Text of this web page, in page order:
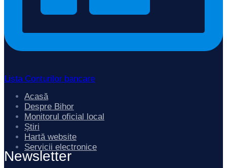
Lista Conturilor bancare
Acasă
Despre Bihor
Monitorul oficial local
Știri
Hartă website
Servicii electronice
Newsletter